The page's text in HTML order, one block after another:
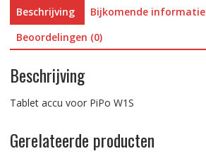
Beschrijving
Bijkomende informatie
Beoordelingen (0)
Beschrijving
Tablet accu voor PiPo W1S
Gerelateerde producten